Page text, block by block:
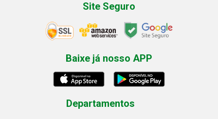
Site Seguro
Baixe já nosso APP
Departamentos